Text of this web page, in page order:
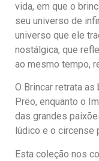
vida, em que o
seu universo de
universo que ele
nostálgica, que
ao mesmo tempo,
O Brincar retrata
Prëo, enquanto o
das grandes
lúdico e o circense
Esta coleção nos